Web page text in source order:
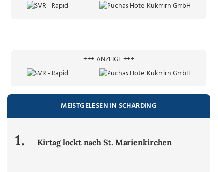
+++ ANZEIGE +++
MEISTGELESEN IN SCHÄRDING
1. Kirtag lockt nach St. Marienkirchen